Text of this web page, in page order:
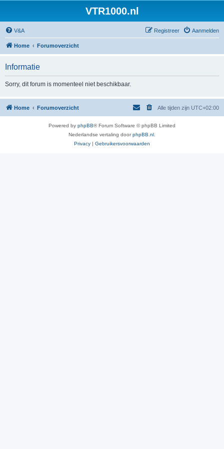
VTR1000.nl
V&A Aanmelden
Registreer
Home Forumoverzicht
Informatie
Sorry, dit forum is momenteel niet beschikbaar.
Home Forumoverzicht Alle tijden zijn UTC+02:00
Powered by phpBB® Forum Software © phpBB Limited
Nederlandse vertaling doorphpBB.nl
Privacy | Gebruikersvoorwaarden